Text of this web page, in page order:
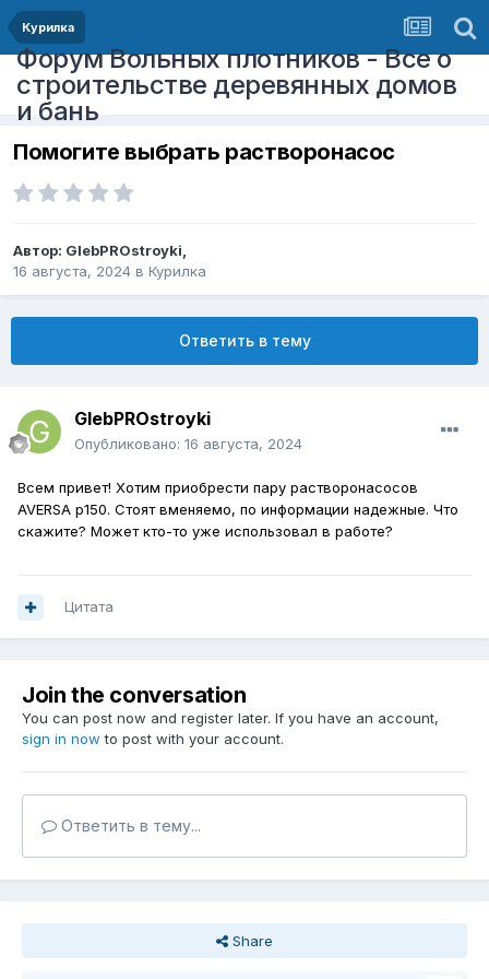
Курилка
Форум Вольных плотников - Все о
строительстве деревянных домов
и бань
Помогите выбрать растворонасос
Автор: GlebPROstroyki,
16 августа, 2024 в Курилка
Ответить в тему
GlebPROstroyki
Опубликовано: 16 августа, 2024
Всем привет! Хотим приобрести пару растворонасосов
AVERSA р150. Стоят вменяемо, по информации надежные. Что
скажите? Может кто-то уже использовал в работе?
Цитата
Join the conversation
You can post now and register later. If you have an account,
sign in now to post with your account.
Ответить в тему...
Share